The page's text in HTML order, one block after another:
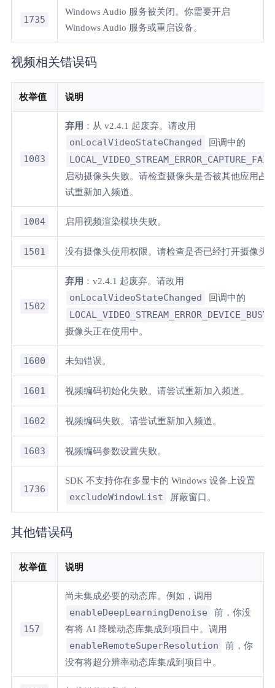
1735
Windows Audio 服务被关闭。你需要开启
Windows Audio 服务或重启设备。
视频相关错误码
枚举值 说明
1003
弃用 ：从 v2.4.1 起废弃。请改用
onLocalVideoStateChanged 回调中的
启动摄像头失败。请检查摄像头是否被其他应用占
试重新加入频道。
1004 启用视频渲染模块失败。
1501 没有摄像头使用权限。请检查是否已经打开摄像头
1502
弃用 ：v2.4.1 起废弃。请改用
onLocalVideoStateChanged 回调中的
摄像头正在使用中。
1600 未知错误。
1601 视频编码初始化失败。请尝试重新加入频道。
1602 视频编码失败。请尝试重新加入频道。
1603 视频编码参数设置失败。
1736
SDK 不支持你在多显卡的 Windows 设备上设置
excludeWindowList 屏蔽窗口。
其他错误码
枚举值 说明
157
尚未集成必要的动态库。例如，调用
enableDeepLearningDenoise
前，你没
有将 AI 降噪动态库集成到项目中。调用
enableRemoteSuperResolution
前，你
没有将超分辨率动态库集成到项目中。